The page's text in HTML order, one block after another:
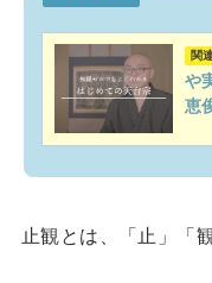
関
や
恵
止観とは、「止」「